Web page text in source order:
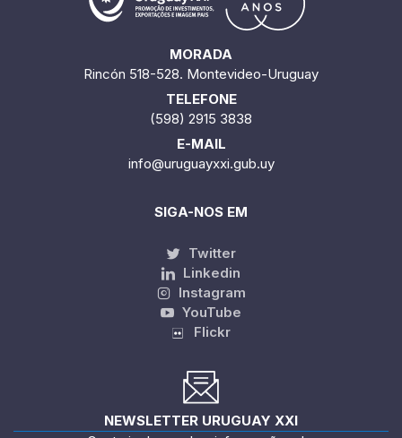
MORADA
Rincón 518-528. Montevideo-Uruguay
TELEFONE
(598) 2915 3838
E-MAIL
info@uruguayxxi.gub.uy
SIGA-NOS EM
Twitter
Linkedin
Instagram
YouTube
Flickr
NEWSLETTER URUGUAY XXI